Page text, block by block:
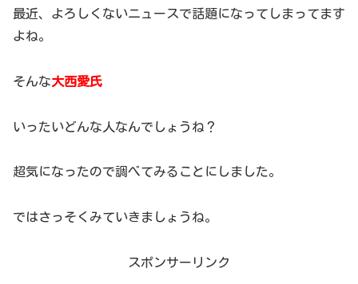
最近、よろしくないニュースで話題になってしまってます
よね。
そんな大西愛氏
いったいどんな人なんでしょうね？
超気になったので調べてみることにしました。
ではさっそくみていきましょうね。
スポンサーリンク